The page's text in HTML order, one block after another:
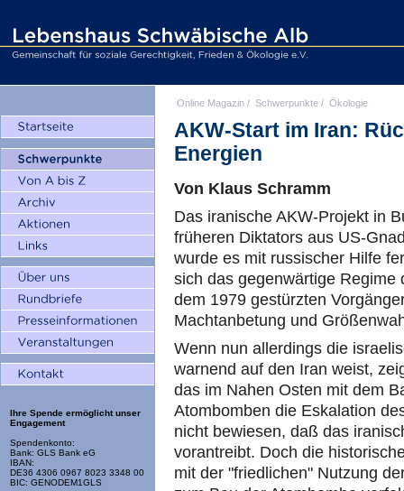
Ihre Spende ermöglicht unser
Engagement
Spendenkonto:
Bank: GLS Bank eG
IBAN:
DE36 4306 0967 8023 3348 00
BIC: GENODEM1GLS
Online Magazin / Schwerpunkte / Ökologie
AKW-Start im Iran:
Energien
Von Klaus Schramm
Das iranische AKW-Projekt in
früheren Diktators aus US-
wurde es mit russischer Hilfe
sich das gegenwärtige Regime
dem 1979 gestürzten
Machtanbetung und
Wenn nun allerdings die
warnend auf den Iran weist,
das im Nahen Osten mit dem
Atombomben die Eskalation
nicht bewiesen, daß das
vorantreibt. Doch die
mit der "friedlichen" Nutzung